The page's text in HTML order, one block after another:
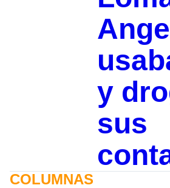
y
sus
COLUMNAS